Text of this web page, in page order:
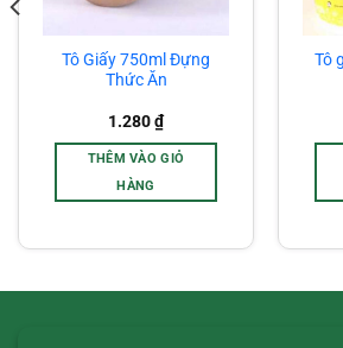
Tô Giấy 750ml Đựng
Thức Ăn
1.280₫
THÊM VÀO GIỎ
HÀNG
Tô